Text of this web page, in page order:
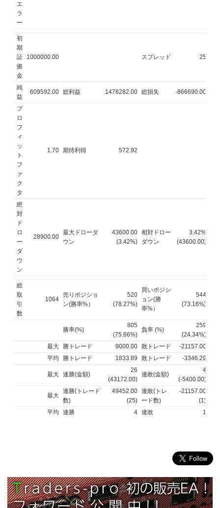
エ
ラ
ー
初
期
証
拠
金
1000000.00 スプレッド 25
純
益
609592.00 総利益 1476282.00 総損失 -866690.00
プ
ロ
フ
ィ
ッ
ト
フ
ァ
ク
タ
1.70 期待利得 572.92
絶
対
ド
ロ
ー
ダ
ウ
ン
28900.00
最大ドローダ
ウン
43600.00
(3.42%)
相対ドロー
ダウン
3.42%
(43600.00)
総
取
引
数
1064
売りポジショ
ン(勝率%）
520
(78.27%)
買いポジシ
ョン(勝
率%）
544
(73.16%)
勝率(%)
805
(75.66%)
負率 (%)
259
(24.34%)
最大
勝トレード 9000.00 敗トレード
-21157.00
平均
勝トレード 1833.89 敗トレード -3346.29
最大 連勝(金額)
26
(43172.00)
連敗(金額)
4
(-5400.00)
最大
連勝(トレード
数)
49452.00
(25)
連敗(トレ
ード数)
-21157.00
(1)
平均
連勝 4 連敗 1